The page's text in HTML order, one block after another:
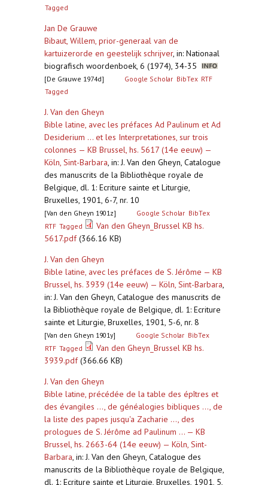
Tagged
Jan De Grauwe
Bibaut, Willem, prior-generaal van de
kartuizerorde en geestelijk schrijver, in: Nationaal
biografisch woordenboek, 6 (1974), 34-35
[De Grauwe 1974d] Google Scholar BibTex RTF
Tagged
J. Van den Gheyn
Bible latine, avec les préfaces Ad Paulinum et Ad
Desiderium ... et les Interpretationes, sur trois
colonnes — KB Brussel, hs. 5617 (14e eeuw) —
Köln, Sint-Barbara, in: J. Van den Gheyn, Catalogue
des manuscrits de la Bibliothèque royale de
Belgique, dl. 1: Ecriture sainte et Liturgie,
Bruxelles, 1901, 6-7, nr. 10
[Van den Gheyn 1901z] Google Scholar BibTex
RTF Tagged
Van den Gheyn_Brussel KB hs.
5617.pdf(366.16 KB)
J. Van den Gheyn
Bible latine, avec les préfaces de S. Jérôme — KB
Brussel, hs. 3939 (14e eeuw) — Köln, Sint-Barbara,
in: J. Van den Gheyn, Catalogue des manuscrits de
la Bibliothèque royale de Belgique, dl. 1: Ecriture
sainte et Liturgie, Bruxelles, 1901, 5-6, nr. 8
[Van den Gheyn 1901y] Google Scholar BibTex
RTF Tagged
Van den Gheyn_Brussel KB hs.
3939.pdf(366.66 KB)
J. Van den Gheyn
Bible latine, précédée de la table des épîtres et
des évangiles ..., de généalogies bibliques ..., de
la liste des papes jusqu'a Zacharie ..., des
prologues de S. Jérôme ad Paulinum ... — KB
Brussel, hs. 2663-64 (14e eeuw) — Köln, Sint-
Barbara, in: J. Van den Gheyn, Catalogue des
manuscrits de la Bibliothèque royale de Belgique,
dl. 1: Ecriture sainte et Liturgie, Bruxelles, 1901, 5,